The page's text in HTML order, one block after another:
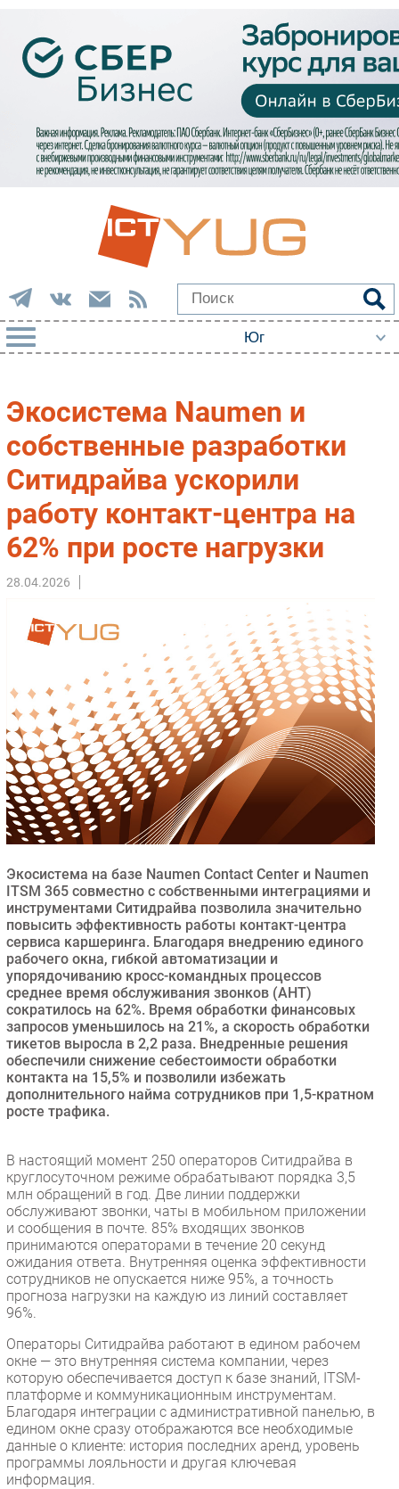
Импорто­замещение
Автоматизация Промышленности
Интернет
Мобильная связь
Фиксированная связь
Интеграция
Рынок ПК
Торговые сети
Оборудование
Outsourcing
Кадры
Регулирование
Финансы
Web
Безопасность
Инновации
CIO/Управление ИТ
Гаджеты
Здоровье
РАЗДЕЛЫ
Новости
Аналитика
Интервью
Мероприятия
Проекты
Тестовый стенд
Каталог компаний
Экосистема Naumen и
собственные разработки
Ситидрайва ускорили
работу контакт-центра на
62% при росте нагрузки
28.04.2026
Экосистема на базе Naumen Contact Center и Naumen
ITSM 365 совместно с собственными интеграциями и
инструментами Ситидрайва позволила значительно
повысить эффективность работы контакт-центра
сервиса каршеринга. Благодаря внедрению единого
рабочего окна, гибкой автоматизации и
упорядочиванию кросс-командных процессов
среднее время обслуживания звонков (AHT)
сократилось на 62%. Время обработки финансовых
запросов уменьшилось на 21%, а скорость обработки
тикетов выросла в 2,2 раза. Внедренные решения
обеспечили снижение себестоимости обработки
контакта на 15,5% и позволили избежать
дополнительного найма сотрудников при 1,5-кратном
росте трафика.
В настоящий момент 250 операторов Ситидрайва в
круглосуточном режиме обрабатывают порядка 3,5
млн обращений в год. Две линии поддержки
обслуживают звонки, чаты в мобильном приложении
и сообщения в почте. 85% входящих звонков
принимаются операторами в течение 20 секунд
ожидания ответа. Внутренняя оценка эффективности
сотрудников не опускается ниже 95%, а точность
прогноза нагрузки на каждую из линий составляет
96%.
Операторы Ситидрайва работают в едином рабочем
окне — это внутренняя система компании, через
которую обеспечивается доступ к базе знаний, ITSM-
платформе и коммуникационным инструментам.
Благодаря интеграции с административной панелью, в
едином окне сразу отображаются все необходимые
данные о клиенте: история последних аренд, уровень
программы лояльности и другая ключевая
информация.